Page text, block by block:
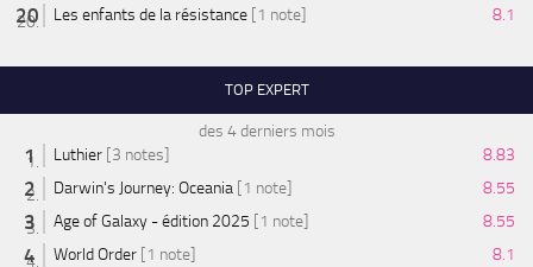
Les enfants de la résistance [1 note] 8.1
TOP EXPERT
des 4 derniers mois
Luthier [3 notes]
8.83
Darwin's Journey: Oceania [1 note]
8.55
Age of Galaxy - édition 2025 [1 note]
8.55
World Order [1 note]
8.1